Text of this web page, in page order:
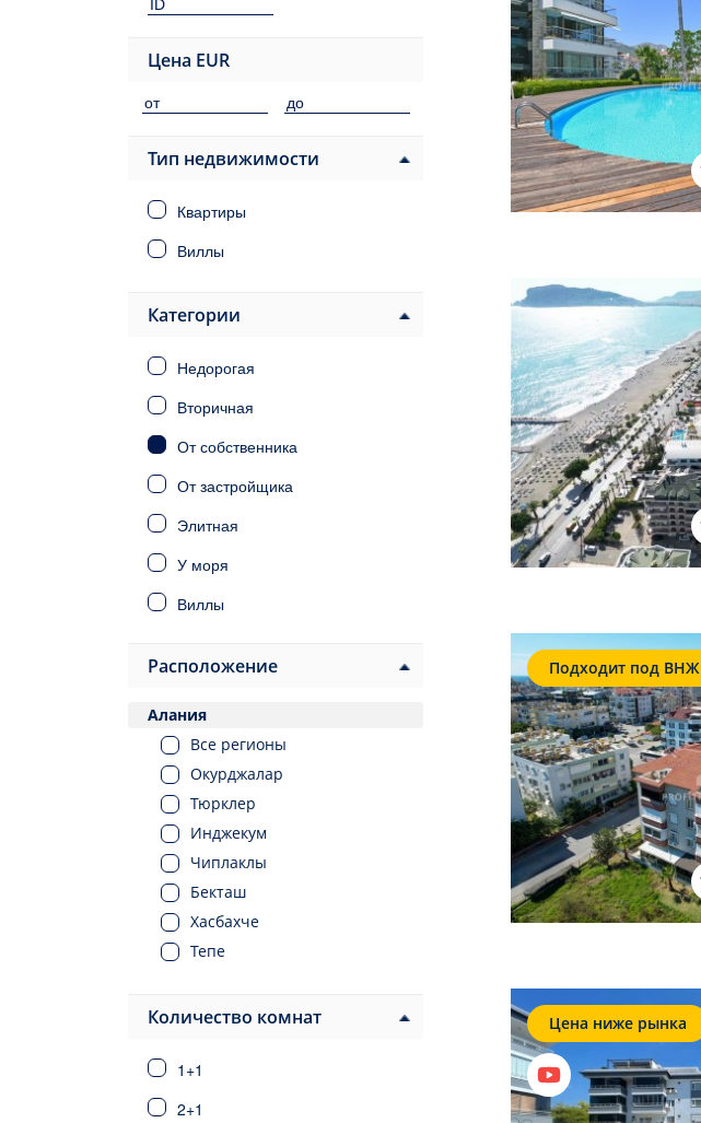
Цена EUR
Тип недвижимости
Квартиры
Виллы
Категории
Недорогая
Вторичная
От собственника
От застройщика
Элитная
У моря
Виллы
Под ВНЖ
Расположение
Алания
Все регионы
Окурджалар
Тюрклер
Инджекум
Чиплаклы
Бекташ
Хасбахче
Тепе
Авсаллар
Алания центр
Количество комнат
1+1
2+1
Подходит под ВНЖ
Цена ниже рынка